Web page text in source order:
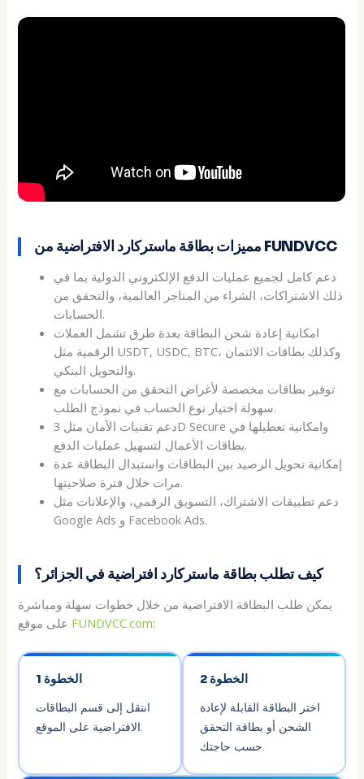
مميزات بطاقة ماستركارد الافتراضية من FUNDVCC
دعم كامل لجميع عمليات الدفع الإلكتروني الدولية بما في
ذلك الاشتراكات، الشراء من المتاجر العالمية، والتحقق من
الحسابات.
امكانية إعادة شحن البطاقة بعدة طرق تشمل العملات
الرقمية مثل USDT, USDC, BTC، وكذلك بطاقات الائتمان
والتحويل البنكي.
توفير بطاقات مخصصة لأغراض التحقق من الحسابات مع
سهولة اختيار نوع الحساب في نموذج الطلب.
دعم تقنيات الأمان مثل 3D Secure وامكانية تعطيلها في
بطاقات الأعمال لتسهيل عمليات الدفع.
إمكانية تحويل الرصيد بين البطاقات واستبدال البطاقة عدة
مرات خلال فترة صلاحيتها.
دعم تطبيقات الاشتراك، التسويق الرقمي، والإعلانات مثل
Google Ads و Facebook Ads.
كيف تطلب بطاقة ماستركارد افتراضية في الجزائر؟
يمكن طلب البطاقة الافتراضية من خلال خطوات سهلة ومباشرة
FUNDVCC.com:
الخطوة 1
انتقل إلى قسم البطاقات
الخطوة 2
اختر البطاقة القابلة لإعادة
الشحن أو بطاقة التحقق